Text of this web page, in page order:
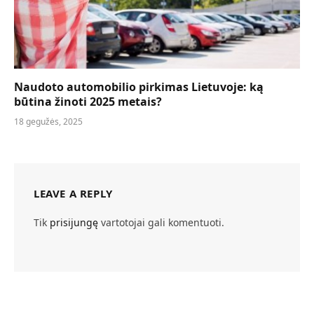
Naudoto automobilio pirkimas Lietuvoje: ką
būtina žinoti 2025 metais?
18 gegužės, 2025
LEAVE A REPLY
Tik prisijungę vartotojai gali komentuoti.